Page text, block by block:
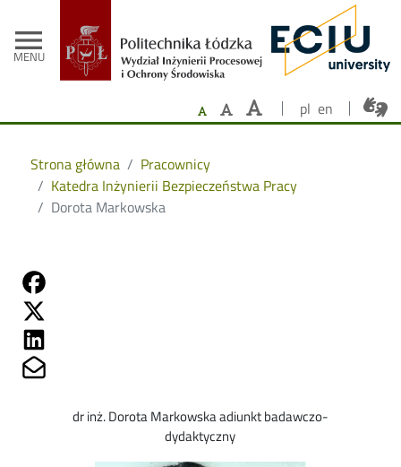
menu
MENU
- Strona główna
pl en
Strona główna
Pracownicy
Katedra Inżynierii Bezpieczeństwa Pracy
Dorota Markowska
dr inż. Dorota Markowska adiunkt badawczo-
dydaktyczny